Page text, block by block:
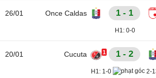
26/01 Once Caldas 1 - 1
H1:0-0
20/01 Cucuta 1 1 - 2
H1:1-0 2-